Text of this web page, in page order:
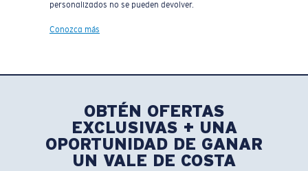
personalizados no se pueden devolver.
Conozca más
OBTÉN OFERTAS
EXCLUSIVAS + UNA
OPORTUNIDAD DE GANAR
UN VALE DE COSTA